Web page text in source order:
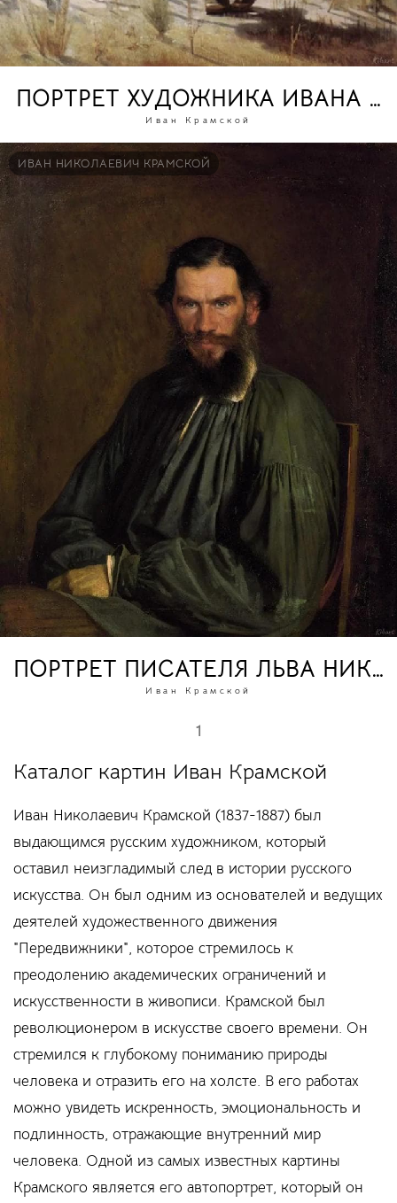
ПОРТРЕТ ХУДОЖНИКА ИВАНА
Иван Крамской
ИВАН НИКОЛАЕВИЧ КРАМСКОЙ
ПОРТРЕТ ПИСАТЕЛЯ ЛЬВА
Иван Крамской
1
Каталог картин Иван Крамской
Иван Николаевич Крамской (1837-1887) был
выдающимся русским художником, который
оставил неизгладимый след в истории русского
искусства. Он был одним из основателей и ведущих
деятелей художественного движения
"Передвижники", которое стремилось к
преодолению академических ограничений и
искусственности в живописи. Крамской был
революционером в искусстве своего времени. Он
стремился к глубокому пониманию природы
человека и отразить его на холсте. В его работах
можно увидеть искренность, эмоциональность и
подлинность, отражающие внутренний мир
человека. Одной из самых известных картины
Крамского является его автопортрет, который он